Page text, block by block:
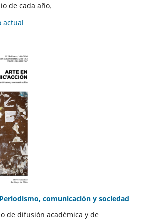
de cada año.
actual
comunicación y sociedad
de difusión académica y de